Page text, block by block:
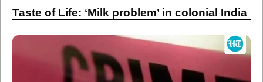
Taste of Life: ‘Milk problem’ in colonial India